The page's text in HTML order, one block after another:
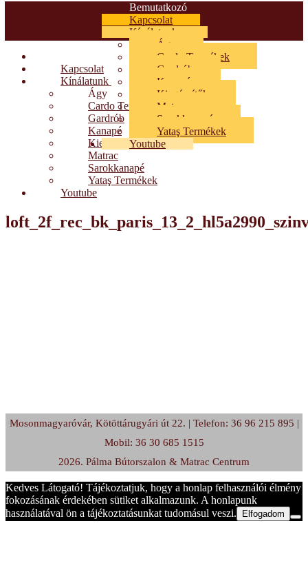
Bemutatkozó
Kapcsolat
Kínálatunk
Ágy
Cardo Termékek
Gardrób
Kanapé
Kiegészítők
Matrac
Sarokkanapé
Yataş Termékek
Youtube
Bemutatkozó
Kapcsolat
Kínálatunk
Ágy
Cardo Termékek
Gardrób
Kanapé
Kiegészítők
Matrac
Sarokkanapé
Yataş Termékek
Youtube
Mosonmagyaróvár, Kötöttárugyári út 22. | Telefon: 36 96 215 895 |
Mobil: 36 30 685 1515
2026. Pálma Bútorszalon & Matrac Centrum
Kedves Látogató! Tájékoztatjuk, hogy a honlap felhasználói élmény
fokozásának érdekében sütiket alkalmazunk. A honlapunk
használatával ön a tájékoztatásunkat tudomásul veszi.
Elfogadom